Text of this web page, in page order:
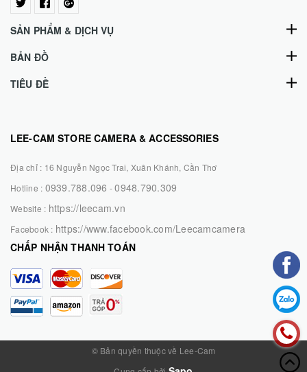
SẢN PHẨM & DỊCH VỤ
BẢN ĐỒ
TIÊU ĐỀ
LEE-CAM STORE CAMERA & ACCESSORIES
Địa chỉ : 16 Nguyễn Ngọc Trai, Xuân Khánh, Cần Thơ
Hotline : 0939.788.096 -0948.790.309
Website : https://leecam.vn
Facebook : https://www.facebook.com/Leecamcamera
CHẤP NHẬN THANH TOÁN
© Bản quyền thuộc về Lee-Cam